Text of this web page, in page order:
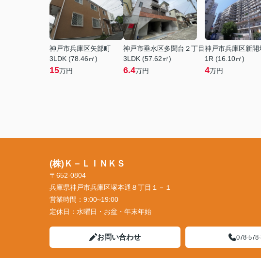
神戸市兵庫区矢部町
3LDK (78.46㎡)
15万円
神戸市垂水区多聞台２丁目
3LDK (57.62㎡)
6.4万円
神戸市兵庫区新開
1R (16.10㎡)
4万円
(株)Ｋ－ＬＩＮＫＳ
〒652-0804
兵庫県神戸市兵庫区塚本通８丁目１－１
営業時間： 9:00~19:00
定休日： 水曜日・お盆・年末年始
お問い合わせ 078-578-